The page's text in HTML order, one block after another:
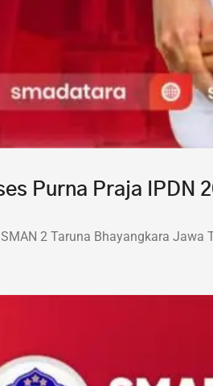
Purna Praja IPDN
2 Taruna Bhayangkara Jawa